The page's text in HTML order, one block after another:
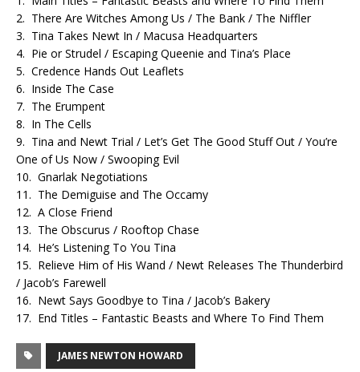
2. There Are Witches Among Us / The Bank / The Niffler
3. Tina Takes Newt In / Macusa Headquarters
4. Pie or Strudel / Escaping Queenie and Tina’s Place
5. Credence Hands Out Leaflets
6. Inside The Case
7. The Erumpent
8. In The Cells
9. Tina and Newt Trial / Let’s Get The Good Stuff Out / You’re
One of Us Now / Swooping Evil
10. Gnarlak Negotiations
11. The Demiguise and The Occamy
12. A Close Friend
13. The Obscurus / Rooftop Chase
14. He’s Listening To You Tina
15. Relieve Him of His Wand / Newt Releases The Thunderbird
/ Jacob’s Farewell
16. Newt Says Goodbye to Tina / Jacob’s Bakery
17. End Titles – Fantastic Beasts and Where To Find Them
JAMES NEWTON HOWARD